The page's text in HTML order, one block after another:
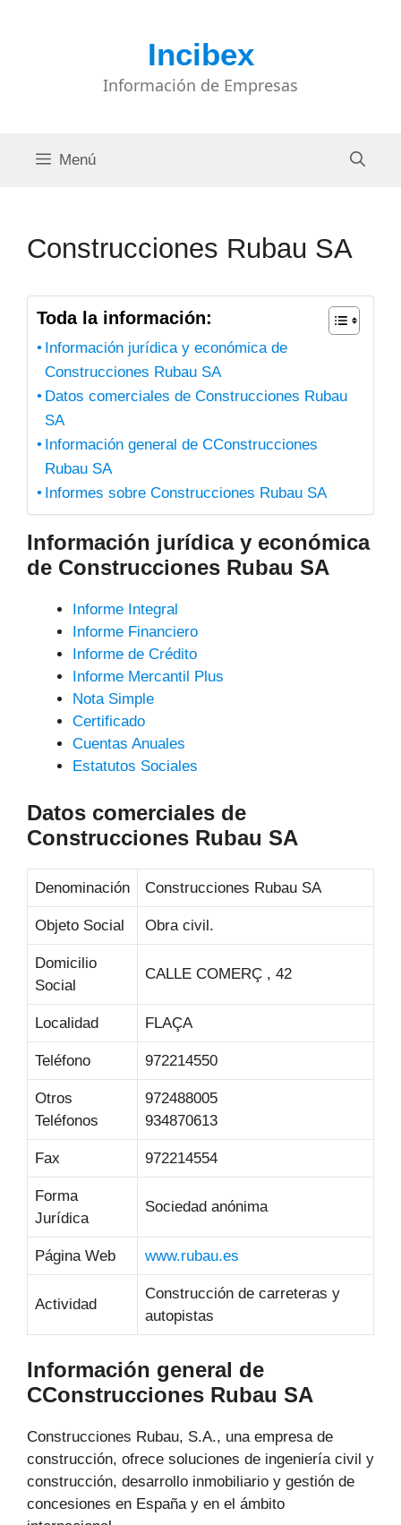
Incibex
Información de Empresas
Menú
Construcciones Rubau SA
Toda la información:
Información jurídica y económica de
Construcciones Rubau SA
Datos comerciales de Construcciones Rubau
SA
Información general de CConstrucciones
Rubau SA
Informes sobre Construcciones Rubau SA
Información jurídica y económica
de Construcciones Rubau SA
Informe Integral
Informe Financiero
Informe de Crédito
Informe Mercantil Plus
Nota Simple
Certificado
Cuentas Anuales
Estatutos Sociales
Datos comerciales de
Construcciones Rubau SA
Denominación Construcciones Rubau SA
Objeto Social Obra civil.
Domicilio
Social
CALLE COMERÇ , 42
Localidad FLAÇA
Teléfono 972214550
Otros
Teléfonos
972488005
934870613
Fax 972214554
Forma
Jurídica
Sociedad anónima
Página Web www.rubau.es
Actividad
Construcción de carreteras y
autopistas
Información general de
CConstrucciones Rubau SA
Construcciones Rubau, S.A., una empresa de
construcción, ofrece soluciones de ingeniería civil y
construcción, desarrollo inmobiliario y gestión de
concesiones en España y en el ámbito